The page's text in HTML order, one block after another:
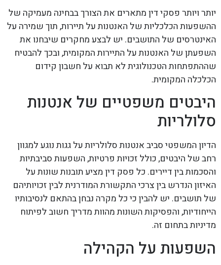
יותר ויותר פסקי דין מתארים את הצורך בבחינה מעמיקה של
ההשפעות הכלכליות של האנטנות על תיירות, תוך שמירה על
האינטרסים של התושבים. יש לבצע מחקרים שיבחנו את
השפעתן של האנטנות על התיירות המקומית, ובכך להבטיח
שההתפתחות הטכנולוגית לא תבוא על חשבון קידום
הכלכלה המקומית.
היבטים משפטיים של אנטנות
סלולריות
הדיון המשפטי סביב אנטנות סלולריות על גגות נוגע למגוון
רחב של היבטים, כולל זכויות פרטיות, השפעות סביבתיות
והסכמות בין דיירים. כל פסק דין מציע תובנות שונות על
האיזון הנדרש בין צרכי התקשורת המודרנית לבין זכויותיהם
של תושבים. יש להבין כי כל מקרה נבחן בהתאם לנסיבותיו
הייחודיות, והפסיקות השונות מהוות מדריך חשוב לפיתוח
מדיניות בתחום זה.
השפעות על הקהילה